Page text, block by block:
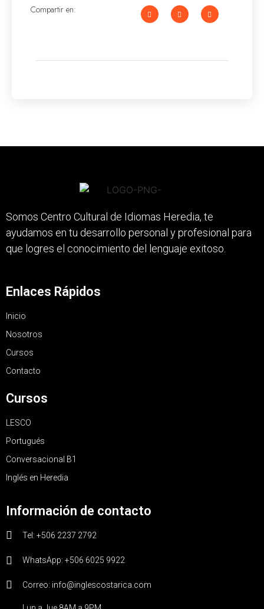
Compartir en:
Somos Centro Cultural de Idiomas Heredia, te
ayudamos en tu desarrollo personal y profesional para
que logres el conocimiento del lenguaje exitoso.
Enlaces Rápidos
Inicio
Nosotros
Cursos
Contacto
Cursos
LESCO
Portugués
Conversacional B1
Inglés en Heredia
Información de contacto
Tel: +506 2237 2792
WhatsApp: +506 6025 9922
Correo: info@inglescostarica.com